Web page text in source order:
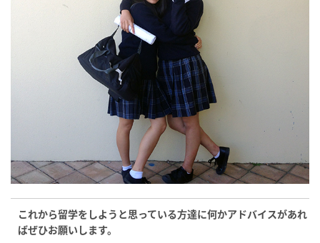
これから留学をしようと思っている方達に何かアドバイスがあれ
ばぜひお願いします。